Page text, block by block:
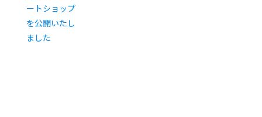
ートショップ
を公開いたし
ました